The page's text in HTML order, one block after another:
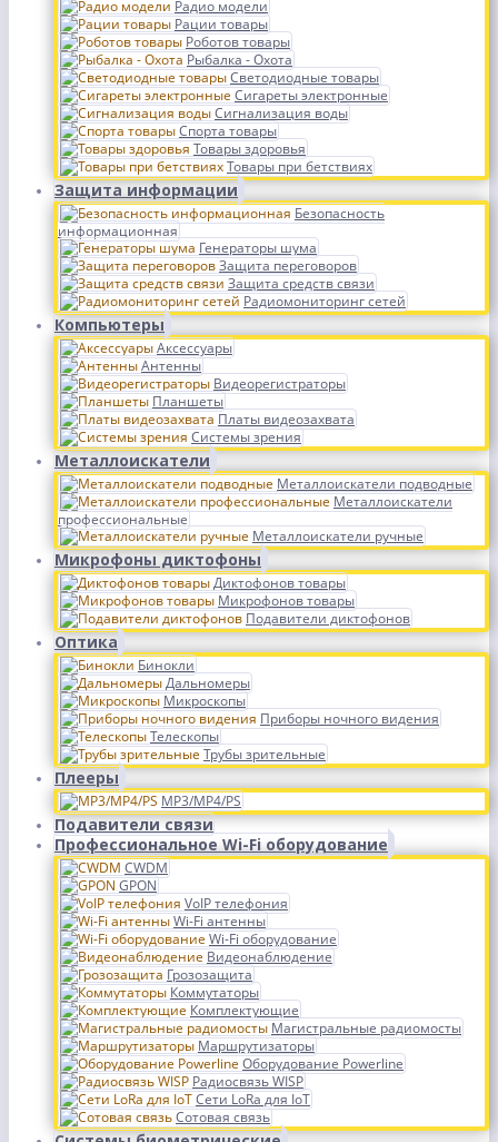
Радио модели
Рации товары
Роботов товары
Рыбалка - Охота
Светодиодные товары
Сигареты электронные
Сигнализация воды
Спорта товары
Товары здоровья
Товары при бетствиях
Защита информации
Безопасность
информационная
Генераторы шума
Защита переговоров
Защита средств связи
Радиомониторинг сетей
Компьютеры
Аксессуары
Антенны
Видеорегистраторы
Планшеты
Платы видеозахвата
Системы зрения
Металлоискатели
Металлоискатели подводные
Металлоискатели
профессиональные
Металлоискатели ручные
Микрофоны диктофоны
Диктофонов товары
Микрофонов товары
Подавители диктофонов
Оптика
Бинокли
Дальномеры
Микроскопы
Приборы ночного видения
Телескопы
Трубы зрительные
Плееры
MP3/MP4/PS
Подавители связи
Профессиональное Wi-Fi оборудование
CWDM
GPON
VoIP телефония
Wi-Fi антенны
Wi-Fi оборудование
Видеонаблюдение
Грозозащита
Коммутаторы
Комплектующие
Магистральные радиомосты
Маршрутизаторы
Оборудование Powerline
Радиосвязь WISP
Сети LoRa для IoT
Сотовая связь